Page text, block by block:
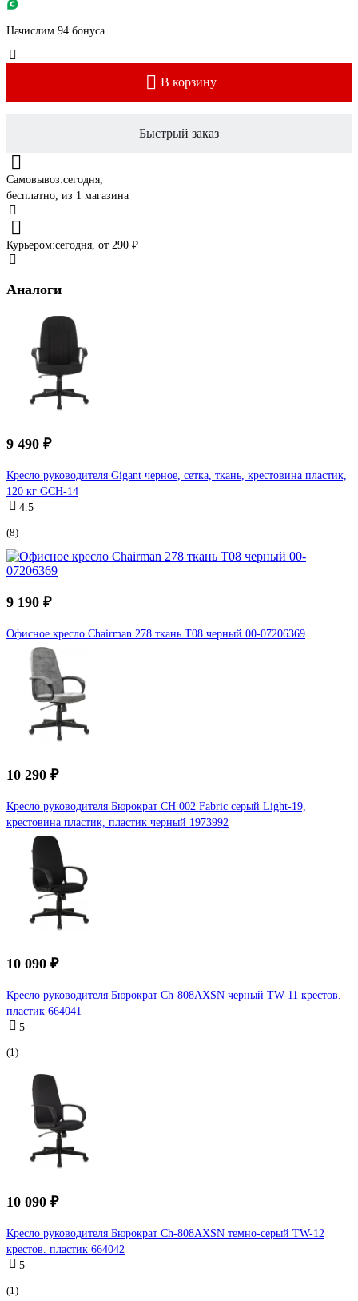
Начислим 94 бонуса
В корзину
Быстрый заказ
Самовывоз:сегодня,
бесплатно, из 1 магазина
Курьером:сегодня, от 290 ₽
Аналоги
9 490 ₽
Кресло руководителя Gigant черное, сетка, ткань, крестовина пластик,
120 кг GCH-14
4.5
(8)
9 190 ₽
Офисное кресло Chairman 278 ткань T08 черный 00-07206369
10 290 ₽
Кресло руководителя Бюрократ CH 002 Fabric серый Light-19,
крестовина пластик, пластик черный 1973992
10 090 ₽
Кресло руководителя Бюрократ Ch-808AXSN черный TW-11 крестов.
пластик 664041
5
(1)
10 090 ₽
Кресло руководителя Бюрократ Ch-808AXSN темно-серый TW-12
крестов. пластик 664042
5
(1)